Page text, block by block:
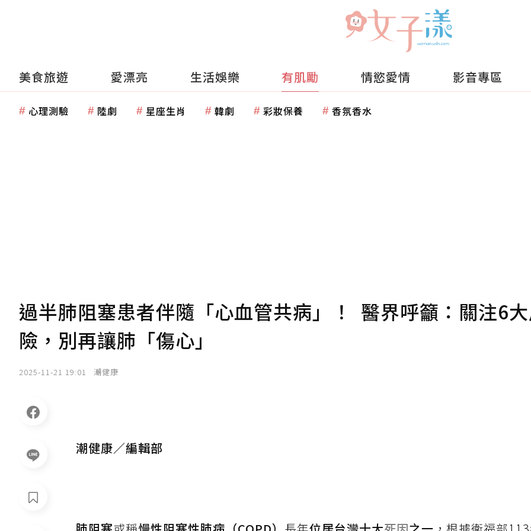
美食旅遊 愛漂亮 生活娛樂 有肌勵 情慾愛情 影音專區
心理測驗 陸劇 星座生肖 韓劇 彩妝保養 香氛香水
過半肺阻塞患者伴隨「心血管共病」！ 醫界呼籲：關注6
險，別再讓肺「傷心」
2025-11-21 19:01 潮健康
潮健康／編輯部